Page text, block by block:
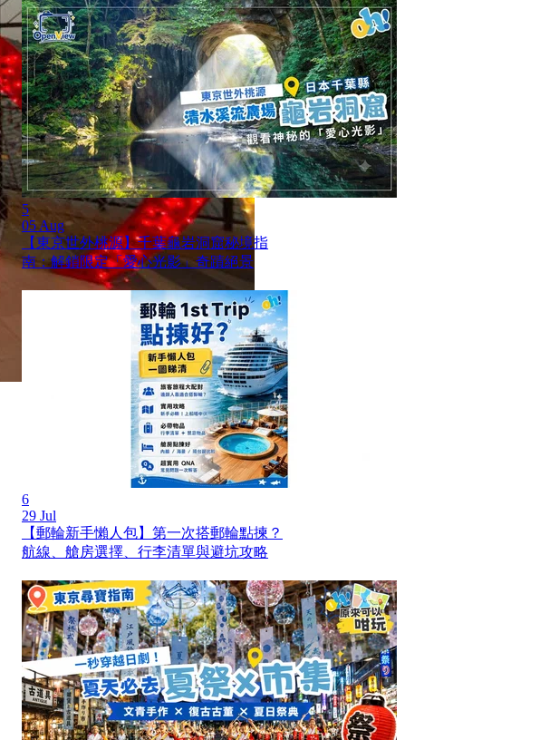
5
05 Aug
【東京世外桃源】千葉龜岩洞窟秘境指
南：解鎖限定「愛心光影」奇蹟絕景
6
29 Jul
【郵輪新手懶人包】第一次搭郵輪點揀？
航線、艙房選擇、行李清單與避坑攻略